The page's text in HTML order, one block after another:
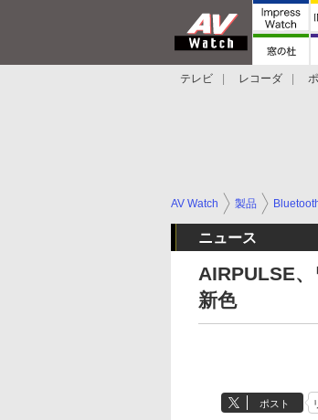
テレビ レコーダ
AV Watch 製品
ニュース
AIRPULSE
新色
ポスト